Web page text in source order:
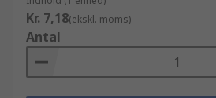
Kr. 7,18(ekskl. moms)
Antal